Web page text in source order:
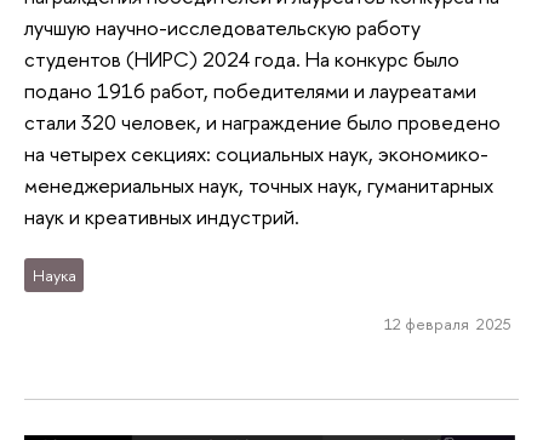
лучшую научно-исследовательскую работу
студентов (НИРС) 2024 года. На конкурс было
подано 1916 работ, победителями и лауреатами
стали 320 человек, и награждение было проведено
на четырех секциях: социальных наук, экономико-
менеджериальных наук, точных наук, гуманитарных
наук и креативных индустрий.
Наука
12 февраля 2025